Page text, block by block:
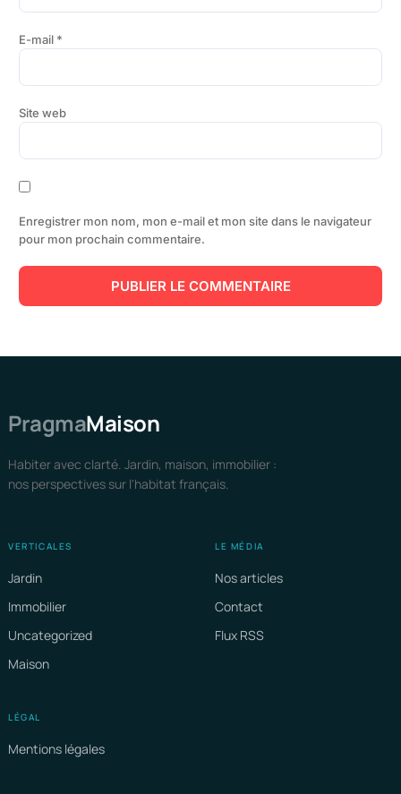
E-mail *
Site web
Enregistrer mon nom, mon e-mail et mon site dans le navigateur
pour mon prochain commentaire.
PragmaMaison
Habiter avec clarté. Jardin, maison, immobilier :
nos perspectives sur l'habitat français.
VERTICALES
Jardin
Immobilier
Uncategorized
Maison
LE MÉDIA
Nos articles
Contact
Flux RSS
LÉGAL
Mentions légales